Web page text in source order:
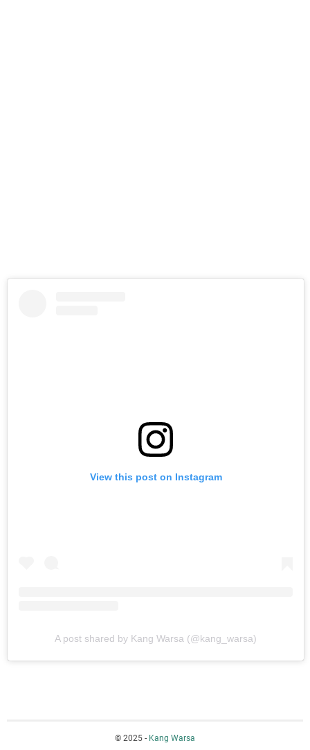
View this post on Instagram
A post shared by Kang Warsa (@kang_warsa)
© 2025 - Kang Warsa